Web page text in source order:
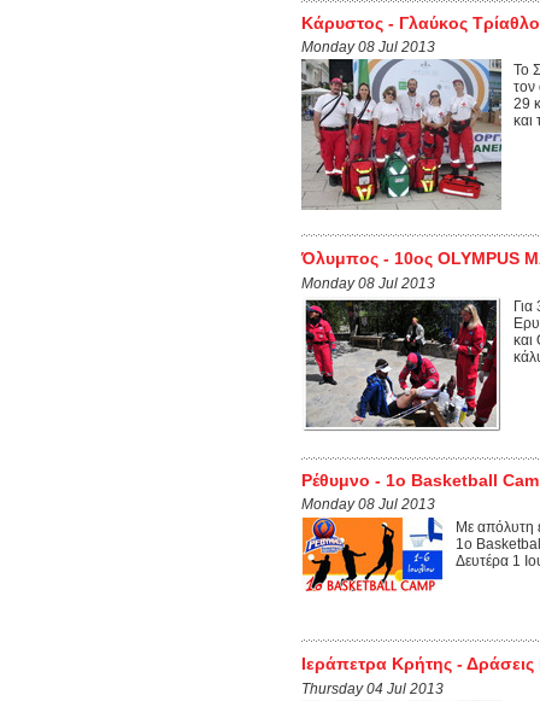
Κάρυστος - Γλαύκος
Monday 08 Jul 2013
To
τον
29
και
Όλυμπος - 10ος OLYMPUS
Monday 08 Jul 2013
και
Ρέθυμνο - 1ο Basketball
Monday 08 Jul 2013
Με απόλυτη
1ο
Δευτέρα 1
Ιεράπετρα Κρήτης - Δράσεις
Thursday 04 Jul 2013